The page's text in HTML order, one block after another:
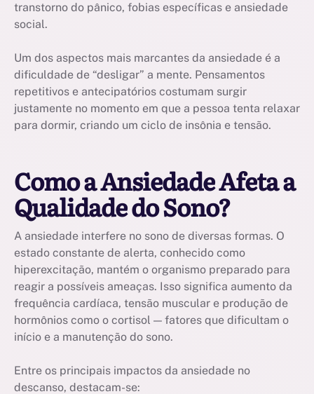
transtorno do pânico, fobias específicas e ansiedade
social.
Um dos aspectos mais marcantes da ansiedade é a
dificuldade de “desligar” a mente. Pensamentos
repetitivos e antecipatórios costumam surgir
justamente no momento em que a pessoa tenta relaxar
para dormir, criando um ciclo de insônia e tensão.
Como a Ansiedade Afeta a
Qualidade do Sono?
A ansiedade interfere no sono de diversas formas. O
estado constante de alerta, conhecido como
hiperexcitação, mantém o organismo preparado para
reagir a possíveis ameaças. Isso significa aumento da
frequência cardíaca, tensão muscular e produção de
hormônios como o cortisol — fatores que dificultam o
início e a manutenção do sono.
Entre os principais impactos da ansiedade no
descanso, destacam-se: